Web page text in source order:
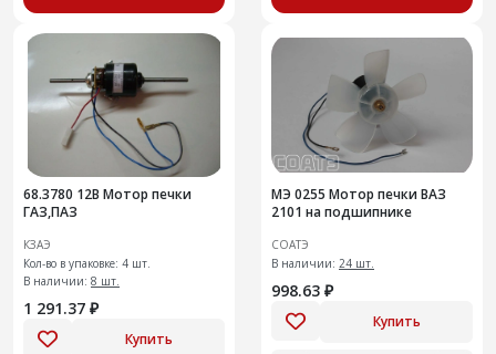
68.3780 12В Мотор печки
ГАЗ,ПАЗ
КЗАЭ
Кол-во в упаковке: 4 шт.
В наличии: 8 шт.
1 291.37 ₽
Купить
МЭ 0255 Мотор печки ВАЗ
2101 на подшипнике
СОАТЭ
В наличии: 24 шт.
998.63 ₽
Купить